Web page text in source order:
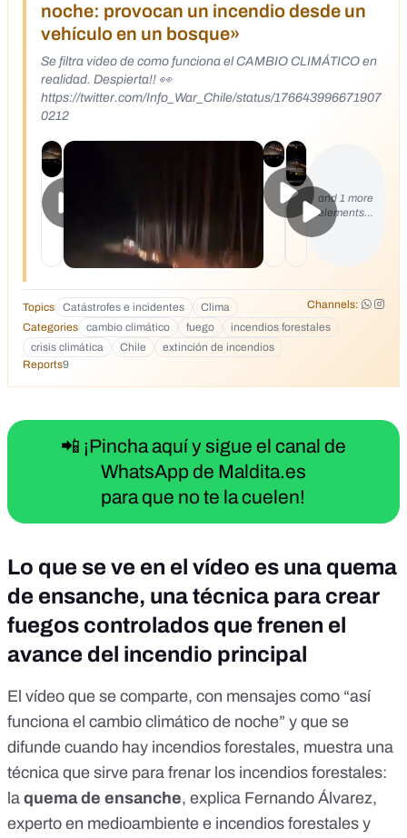
noche: provocan un incendio desde un
vehículo en un bosque»
Se filtra video de como funciona el CAMBIO CLIMÁTICO en
realidad. Despierta!! 👀
https://twitter.com/Info_War_Chile/status/176643996671907
0212
and 1 more
elements…
Topics Catástrofes e incidentes Clima
Channels:
Categories
cambio climático fuego
incendios forestales
crisis climática
Chile
extinción de incendios
Reports9
📲 ¡Pincha aquí y sigue el canal de
WhatsApp de Maldita.es
para que no te la cuelen!
Lo que se ve en el vídeo es una quema
de ensanche, una técnica para crear
fuegos controlados que frenen el
avance del incendio principal
El vídeo que se comparte, con mensajes como “así
funciona el cambio climático de noche” y que se
difunde cuando hay incendios forestales, muestra una
técnica que sirve para frenar los incendios forestales:
la quema de ensanche, explica Fernando Álvarez,
experto en medioambiente e incendios forestales y